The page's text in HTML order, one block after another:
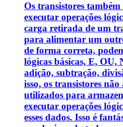
Os transistores
executar operações
carga retirada de um
para alimentar um
de forma correta,
lógicas básicas, E, OU,
adição, subtração,
isso, os transistores
utilizados para
executar operações
esses dados. Isso é